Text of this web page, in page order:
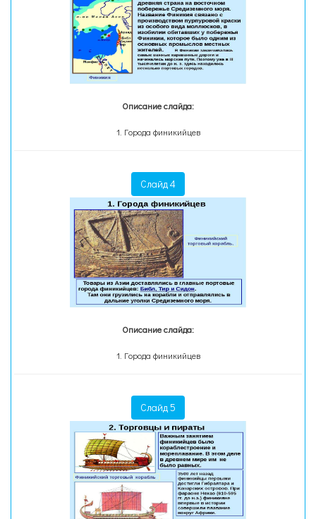
Описание слайда:
1. Города финикийцев
Слайд 4
Описание слайда:
1. Города финикийцев
Слайд 5